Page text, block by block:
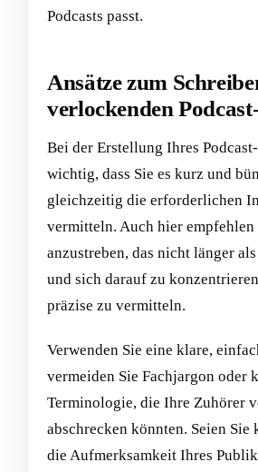
Podcasts passt.
Ansätze zum
verlockenden
Bei der Erstellung Ihres
wichtig, dass Sie es kurz und
gleichzeitig die erforderlichen
vermitteln. Auch hier
anzustreben, das nicht länger
und sich darauf zu
präzise zu vermitteln.
Verwenden Sie eine klare,
vermeiden Sie Fachjargon oder
Terminologie, die Ihre Zuhörer
abschrecken könnten. Seien
die Aufmerksamkeit Ihres